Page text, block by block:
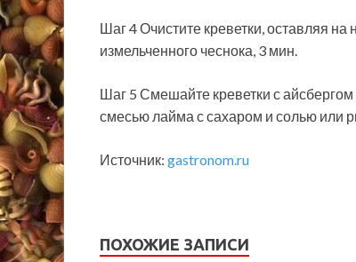
Шаг 4 Очистите креветки, оставляя
измельченного чеснока, 3 мин.
Шаг 5 Смешайте креветки с
смесью лайма с сахаром и солью или
Источник: gastronom.ru
ПОХОЖИЕ ЗАПИСИ